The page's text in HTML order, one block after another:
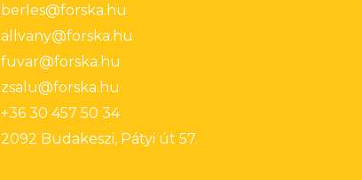
berles@forska.hu
allvany@forska.hu
fuvar@forska.hu
zsalu@forska.hu
+36 30 457 50 34
2092 Budakeszi, Pátyi út 57.